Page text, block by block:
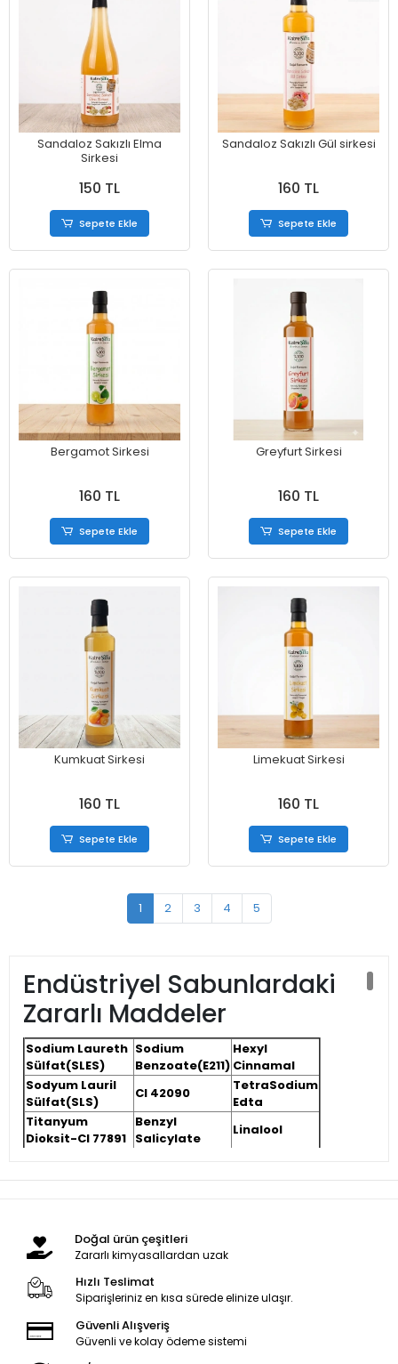
Sandaloz Sakızlı Elma
Sirkesi
150 TL
Sepete Ekle
Sandaloz Sakızlı Gül sirkesi
160 TL
Sepete Ekle
Bergamot Sirkesi
160 TL
Sepete Ekle
Greyfurt Sirkesi
160 TL
Sepete Ekle
Kumkuat Sirkesi
160 TL
Sepete Ekle
Limekuat Sirkesi
160 TL
Sepete Ekle
1 2 3 4 5
Endüstriyel Sabunlardaki
Zararlı Maddeler
Sodium Laureth
Sülfat(SLES)
Sodium
Benzoate(E211)
Hexyl
Cinnamal
Sodyum Lauril
Sülfat(SLS)
CI 42090
TetraSodium
Edta
Titanyum
Dioksit-CI 77891
Benzyl
Salicylate
Linalool
Öncelikle yukarıdaki zararlı kimyasal maddeler
marketlerden satın alacağınız sabunların içindeki
zararlı bileşiklerden sadece bazılarıdır. Bu
maddelerin tamamı bir sabunda bulunmayabilir ama
birçoğu bulunur. İşin daha da vahim kısmı bu katkı
Doğal ürün çeşitleri
Zararlı kimyasallardan uzak
Hızlı Teslimat
Siparişleriniz en kısa sürede elinize ulaşır.
Güvenli Alışveriş
Güvenli ve kolay ödeme sistemi